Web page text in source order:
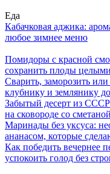
Еда
Кабачковая аджика:
любое зимнее меню
Помидоры с красной
сохранить плоды
Сварить, заморозить
клубнику и землянику
Забытый десерт из
на сковороде со
Маринады без уксуса:
ананасом, которые
Как победить вечернее
успокоить голод без